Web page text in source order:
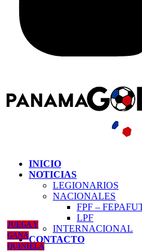
INICIO
NOTICIAS
LEGIONARIOS
NACIONALES
FPF –
LPF
INTERNACIONAL
CONTACTO
JUEGA Y
GANA
QUINIELA